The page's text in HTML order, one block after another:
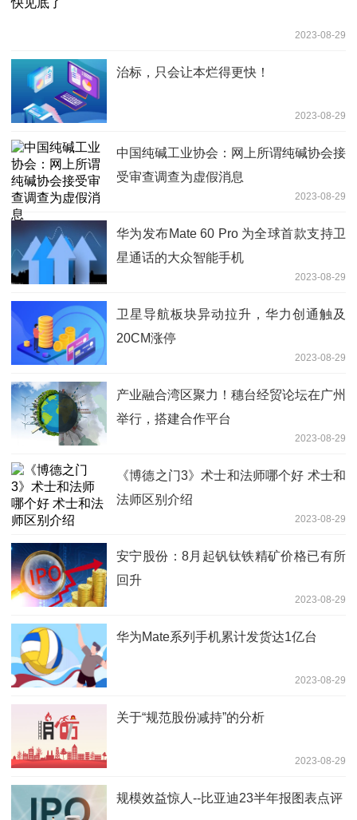
2023-08-29
治标，只会让本烂得更快！
2023-08-29
中国纯碱工业协会：网上所谓纯碱协会接
受审查调查为虚假消息
2023-08-29
华为发布Mate 60 Pro 为全球首款支持卫
星通话的大众智能手机
2023-08-29
卫星导航板块异动拉升，华力创通触及
20CM涨停
2023-08-29
产业融合湾区聚力！穗台经贸论坛在广州
举行，搭建合作平台
2023-08-29
《博德之门3》术士和法师哪个好 术士和
法师区别介绍
2023-08-29
安宁股份：8月起钒钛铁精矿价格已有所
回升
2023-08-29
华为Mate系列手机累计发货达1亿台
2023-08-29
关于“规范股份减持”的分析
2023-08-29
规模效益惊人--比亚迪23半年报图表点评